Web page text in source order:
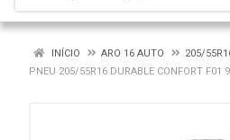
INÍCIO ARO 16 AUTO
205/
PNEU 205/55R16 DURABLE CONFORT F01